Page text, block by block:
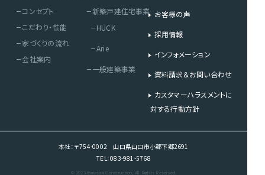
コンセプト
こだわり・性能
家づくりの流れ
会社案内
新築戸建住宅事業
HUCK
Arie
一般建築事業
お客様の声
採用情報
インフォメーション
資料請求＆お問い合わせ
カスタマーハラスメントに
対する行動方針
本社：〒754-0002 山口県山口市小郡下郷2691
TEL：083-981-5768
© 2023 Yamasaki Construction, All Rights Reserved.